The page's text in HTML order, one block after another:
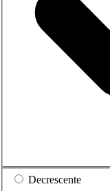
Decrescente